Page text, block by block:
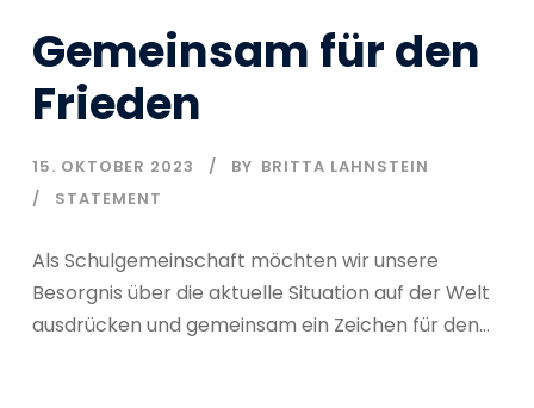
Gemeinsam für den
Frieden
15. OKTOBER 2023 BY BRITTA LAHNSTEIN
STATEMENT
Als Schulgemeinschaft möchten wir unsere
Besorgnis über die aktuelle Situation auf der Welt
ausdrücken und gemeinsam ein Zeichen für den...